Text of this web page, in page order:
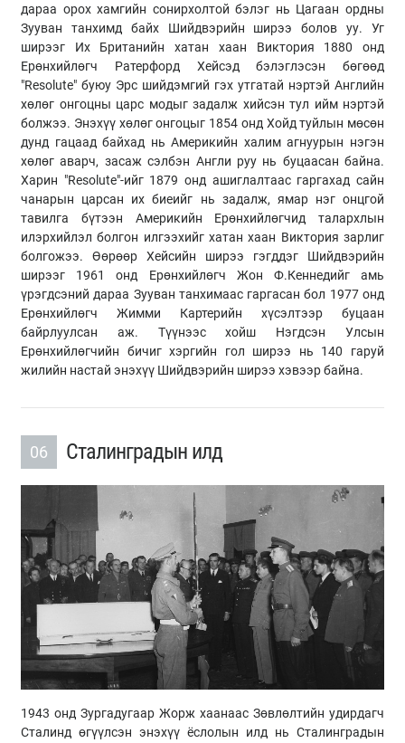
дараа орох хамгийн сонирхолтой бэлэг нь Цагаан ордны
Зууван танхимд байх Шийдвэрийн ширээ болов уу. Уг
ширээг Их Британийн хатан хаан Виктория 1880 онд
Ерөнхийлөгч Ратерфорд Хейсэд бэлэглэсэн бөгөөд
"Resolute" буюу Эрс шийдэмгий гэх утгатай нэртэй Английн
хөлөг онгоцны царс модыг задалж хийсэн тул ийм нэртэй
болжээ. Энэхүү хөлөг онгоцыг 1854 онд Хойд туйлын мөсөн
дунд гацаад байхад нь Америкийн халим агнуурын нэгэн
хөлөг аварч, засаж сэлбэн Англи руу нь буцаасан байна.
Харин "Resolute"-ийг 1879 онд ашиглалтаас гаргахад сайн
чанарын царсан их биеийг нь задалж, ямар нэг онцгой
тавилга бүтээн Америкийн Ерөнхийлөгчид талархлын
илэрхийлэл болгон илгээхийг хатан хаан Виктория зарлиг
болгожээ. Өөрөөр Хейсийн ширээ гэгддэг Шийдвэрийн
ширээг 1961 онд Ерөнхийлөгч Жон Ф.Кеннедийг амь
үрэгдсэний дараа Зууван танхимаас гаргасан бол 1977 онд
Ерөнхийлөгч Жимми Картерийн хүсэлтээр буцаан
байрлуулсан аж. Түүнээс хойш Нэгдсэн Улсын
Ерөнхийлөгчийн бичиг хэргийн гол ширээ нь 140 гаруй
жилийн настай энэхүү Шийдвэрийн ширээ хэвээр байна.
06 Сталинградын илд
1943 онд Зургадугаар Жорж хаанаас Зөвлөлтийн удирдагч
Сталинд өгүүлсэн энэхүү ёслолын илд нь Сталинградын